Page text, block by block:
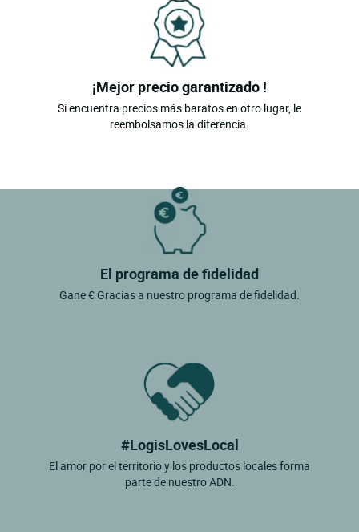
¡Mejor precio garantizado !
Si encuentra precios más baratos en otro lugar, le
reembolsamos la diferencia.
El programa de fidelidad
Gane € Gracias a nuestro programa de fidelidad.
#LogisLovesLocal
El amor por el territorio y los productos locales forma
parte de nuestro ADN.